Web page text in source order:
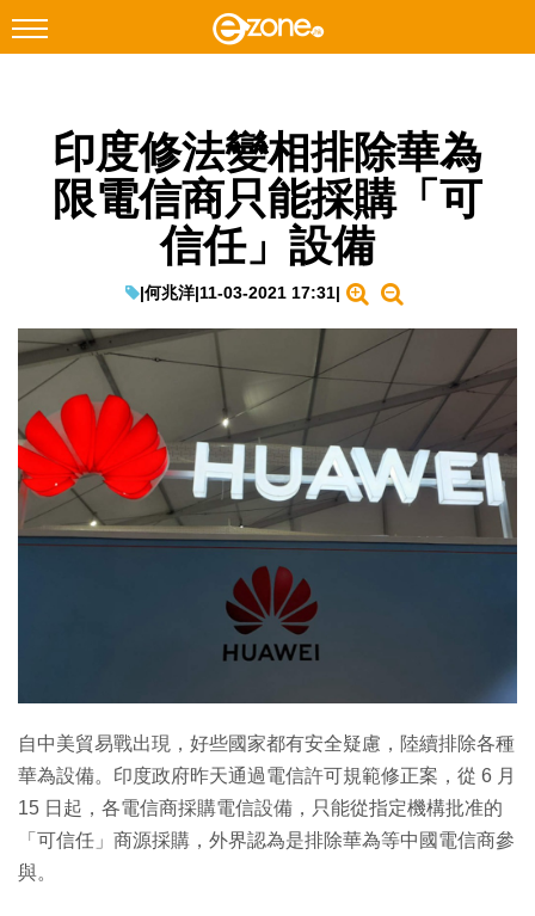
Facebook Instagram
科技焦點
教學評測
EduTech
IT Times
生成式AI與雲端應用
Enterprise Digital Transformation
印度修法變相排除華為
限電信商只能採購「可
信任」設備
|何兆洋|11-03-2021 17:31|
自中美貿易戰出現，好些國家都有安全疑慮，陸續排除各種
華為設備。印度政府昨天通過電信許可規範修正案，從 6 月
15 日起，各電信商採購電信設備，只能從指定機構批准的
「可信任」商源採購，外界認為是排除華為等中國電信商參
與。